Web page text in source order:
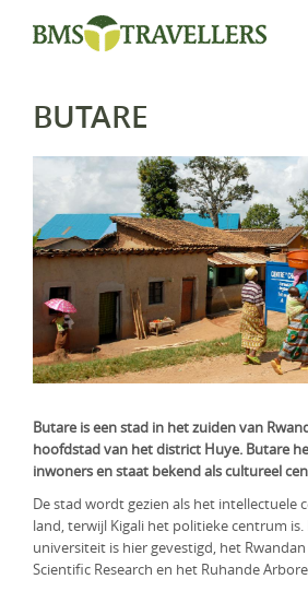
Thema
Fly In Safari
Privé Rondreis
Self-Drive
Strandvakantie
Huwelijksreis
Foto Safari
Golfreis
Wellness Reizen
Familiereis
Groepsreis
Afrika
Botswana
Kenia
Madagaskar
Malawi
Mozambique
Namibië
Rwanda
Tanzania
Uganda
Zambia
Centraal Azië
Kirgistan
Europa
IJsland
Italië
Indische Oceaan
Malediven
Mauritius
Réunion
Seychellen
Midden Oosten
Oman
Saudi-Arabië
Verenigde Arabische Emiraten
Routes
Droomreis
Over BMS-Travellers
Reizen Met De Experts
Reisvoorwaarden En Privacyverklaring
Vaccinaties
Verzekeringen
Visa & Travel Authorisation
KLM Preferred Partner
Map
Login
BUTARE
Butare is een stad in het zuiden van
hoofdstad van het district Huye. Butare
inwoners en staat bekend als cultureel
De stad wordt gezien als het intellectuele
land, terwijl Kigali het politieke centrum
universiteit is hier gevestigd, het
Scientific Research en het Ruhande